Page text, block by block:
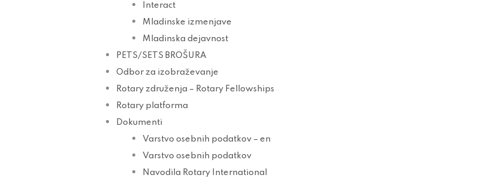
Interact
Mladinske izmenjave
Mladinska dejavnost
PETS/SETS BROŠURA
Odbor za izobraževanje
Rotary združenja – Rotary Fellowships
Rotary platforma
Dokumenti
Varstvo osebnih podatkov – en
Varstvo osebnih podatkov
Navodila Rotary International